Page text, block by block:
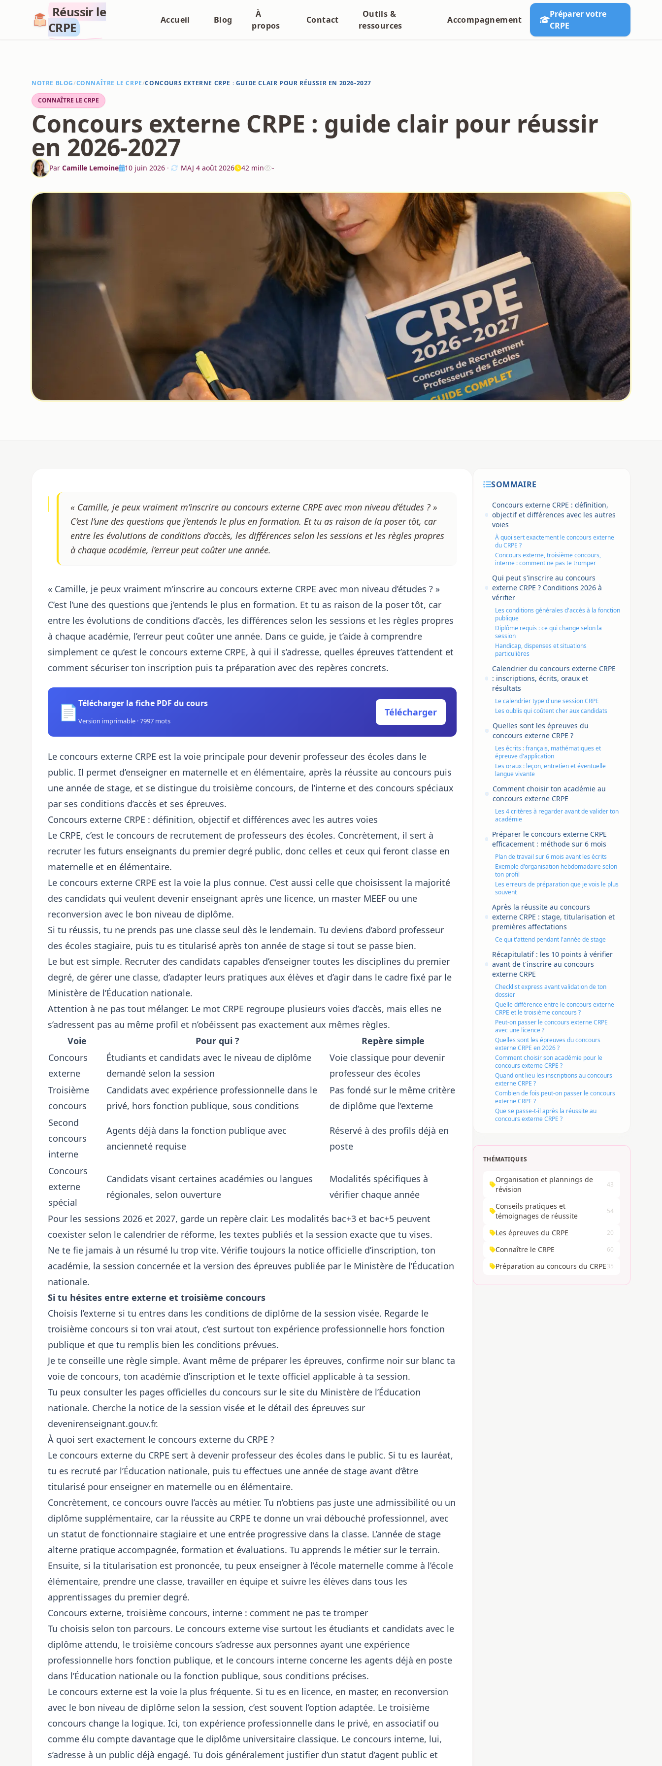
Réussir le
CRPE
Accueil Blog
À
propos
Contact
Outils &
ressources
Accompagnement
Préparer votre
CRPE
NOTRE BLOG/CONNAÎTRE LE CRPE/CONCOURS EXTERNE CRPE : GUIDE CLAIR POUR RÉUSSIR EN 2026-2027
CONNAÎTRE LE CRPE
Concours externe CRPE : guide clair pour réussir
en 2026-2027
Par Camille Lemoine 10 juin 2026 · MAJ 4 août 2026 42 min -
« Camille, je peux vraiment m’inscrire au concours externe CRPE avec mon niveau d’études ? »
C’est l’une des questions que j’entends le plus en formation. Et tu as raison de la poser tôt, car
entre les évolutions de conditions d’accès, les différences selon les sessions et les règles propres
à chaque académie, l’erreur peut coûter une année.
« Camille, je peux vraiment m’inscrire au concours externe CRPE avec mon niveau d’études ? »
C’est l’une des questions que j’entends le plus en formation. Et tu as raison de la poser tôt, car
entre les évolutions de conditions d’accès, les différences selon les sessions et les règles propres
à chaque académie, l’erreur peut coûter une année. Dans ce guide, je t’aide à comprendre
simplement ce qu’est le concours externe CRPE, à qui il s’adresse, quelles épreuves t’attendent et
comment sécuriser ton inscription puis ta préparation avec des repères concrets.
📄 Télécharger la fiche PDF du cours
Version imprimable · 7997 mots
Télécharger
Le concours externe CRPE est la voie principale pour devenir professeur des écoles dans le
public. Il permet d’enseigner en maternelle et en élémentaire, après la réussite au concours puis
une année de stage, et se distingue du troisième concours, de l’interne et des concours spéciaux
par ses conditions d’accès et ses épreuves.
Concours externe CRPE : définition, objectif et différences avec les autres voies
Le CRPE, c’est le concours de recrutement de professeurs des écoles. Concrètement, il sert à
recruter les futurs enseignants du premier degré public, donc celles et ceux qui feront classe en
maternelle et en élémentaire.
Le concours externe CRPE est la voie la plus connue. C’est aussi celle que choisissent la majorité
des candidats qui veulent devenir enseignant après une licence, un master MEEF ou une
reconversion avec le bon niveau de diplôme.
Si tu réussis, tu ne prends pas une classe seul dès le lendemain. Tu deviens d’abord professeur
des écoles stagiaire, puis tu es titularisé après ton année de stage si tout se passe bien.
Le but est simple. Recruter des candidats capables d’enseigner toutes les disciplines du premier
degré, de gérer une classe, d’adapter leurs pratiques aux élèves et d’agir dans le cadre fixé par le
Ministère de l’Éducation nationale.
Attention à ne pas tout mélanger. Le mot CRPE regroupe plusieurs voies d’accès, mais elles ne
s’adressent pas au même profil et n’obéissent pas exactement aux mêmes règles.
Voie
Pour qui ?
Repère simple
Concours
externe
Étudiants et candidats avec le niveau de diplôme
demandé selon la session
Voie classique pour devenir
professeur des écoles
Troisième
concours
Candidats avec expérience professionnelle dans le
privé, hors fonction publique, sous conditions
Pas fondé sur le même critère
de diplôme que l’externe
Second
concours
interne
Agents déjà dans la fonction publique avec
ancienneté requise
Réservé à des profils déjà en
poste
Concours
externe
spécial
Candidats visant certaines académies ou langues
régionales, selon ouverture
Modalités spécifiques à
vérifier chaque année
Pour les sessions 2026 et 2027, garde un repère clair. Les modalités bac+3 et bac+5 peuvent
coexister selon le calendrier de réforme, les textes publiés et la session exacte que tu vises.
Ne te fie jamais à un résumé lu trop vite. Vérifie toujours la notice officielle d’inscription, ton
académie, la session concernée et la version des épreuves publiée par le Ministère de l’Éducation
nationale.
Si tu hésites entre externe et troisième concours
Choisis l’externe si tu entres dans les conditions de diplôme de la session visée. Regarde le
troisième concours si ton vrai atout, c’est surtout ton expérience professionnelle hors fonction
publique et que tu remplis bien les conditions prévues.
Je te conseille une règle simple. Avant même de préparer les épreuves, confirme noir sur blanc ta
voie de concours, ton académie d’inscription et le texte officiel applicable à ta session.
Tu peux consulter les pages officielles du concours sur le site du Ministère de l’Éducation
nationale. Cherche la notice de la session visée et le détail des épreuves sur
devenirenseignant.gouv.fr.
À quoi sert exactement le concours externe du CRPE ?
Le concours externe du CRPE sert à devenir professeur des écoles dans le public. Si tu es lauréat,
tu es recruté par l’Éducation nationale, puis tu effectues une année de stage avant d’être
titularisé pour enseigner en maternelle ou en élémentaire.
Concrètement, ce concours ouvre l’accès au métier. Tu n’obtiens pas juste une admissibilité ou un
diplôme supplémentaire, car la réussite au CRPE te donne un vrai débouché professionnel, avec
un statut de fonctionnaire stagiaire et une entrée progressive dans la classe. L’année de stage
alterne pratique accompagnée, formation et évaluations. Tu apprends le métier sur le terrain.
Ensuite, si la titularisation est prononcée, tu peux enseigner à l’école maternelle comme à l’école
élémentaire, prendre une classe, travailler en équipe et suivre les élèves dans tous les
apprentissages du premier degré.
Concours externe, troisième concours, interne : comment ne pas te tromper
Tu choisis selon ton parcours. Le concours externe vise surtout les étudiants et candidats avec le
diplôme attendu, le troisième concours s’adresse aux personnes ayant une expérience
professionnelle hors fonction publique, et le concours interne concerne les agents déjà en poste
dans l’Éducation nationale ou la fonction publique, sous conditions précises.
Le concours externe est la voie la plus fréquente. Si tu es en licence, en master, en reconversion
avec le bon niveau de diplôme selon la session, c’est souvent l’option adaptée. Le troisième
concours change la logique. Ici, ton expérience professionnelle dans le privé, en associatif ou
comme élu compte davantage que le diplôme universitaire classique. Le concours interne, lui,
s’adresse à un public déjà engagé. Tu dois généralement justifier d’un statut d’agent public et
SOMMAIRE
Concours externe CRPE : définition,
objectif et différences avec les autres
voies
À quoi sert exactement le concours externe
du CRPE ?
Concours externe, troisième concours,
interne : comment ne pas te tromper
Qui peut s'inscrire au concours
externe CRPE ? Conditions 2026 à
vérifier
Les conditions générales d'accès à la fonction
publique
Diplôme requis : ce qui change selon la
session
Handicap, dispenses et situations
particulières
Calendrier du concours externe CRPE
: inscriptions, écrits, oraux et
résultats
Le calendrier type d'une session CRPE
Les oublis qui coûtent cher aux candidats
Quelles sont les épreuves du
concours externe CRPE ?
Les écrits : français, mathématiques et
épreuve d'application
Les oraux : leçon, entretien et éventuelle
langue vivante
Comment choisir ton académie au
concours externe CRPE
Les 4 critères à regarder avant de valider ton
académie
Préparer le concours externe CRPE
efficacement : méthode sur 6 mois
Plan de travail sur 6 mois avant les écrits
Exemple d'organisation hebdomadaire selon
ton profil
Les erreurs de préparation que je vois le plus
souvent
Après la réussite au concours
externe CRPE : stage, titularisation et
premières affectations
Ce qui t'attend pendant l'année de stage
Récapitulatif : les 10 points à vérifier
avant de t'inscrire au concours
externe CRPE
Checklist express avant validation de ton
dossier
Quelle différence entre le concours externe
CRPE et le troisième concours ?
Peut-on passer le concours externe CRPE
avec une licence ?
Quelles sont les épreuves du concours
externe CRPE en 2026 ?
Comment choisir son académie pour le
concours externe CRPE ?
Quand ont lieu les inscriptions au concours
externe CRPE ?
Combien de fois peut-on passer le concours
externe CRPE ?
Que se passe-t-il après la réussite au
concours externe CRPE ?
THÉMATIQUES
Organisation et plannings de
révision
43
Conseils pratiques et
témoignages de réussite
54
Les épreuves du CRPE 20
Connaître le CRPE 60
Préparation au concours du CRPE35